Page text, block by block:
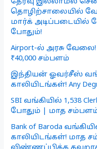
தொழிற்சாலையில்
மார்க் அடிப்படையில்
போதும்!
Airport-ல் அரசு
₹40,000 சம்பளம்
இந்தியன் ஓவர்சீஸ்
காலியிடங்கள்! Any
SBI வங்கியில் 1,538
போதும் | மாத சம்பளம்
Bank of Baroda
காலியிடங்கள்! மாத